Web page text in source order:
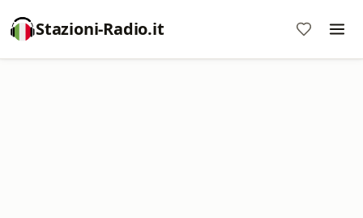
Stazioni-Radio.it